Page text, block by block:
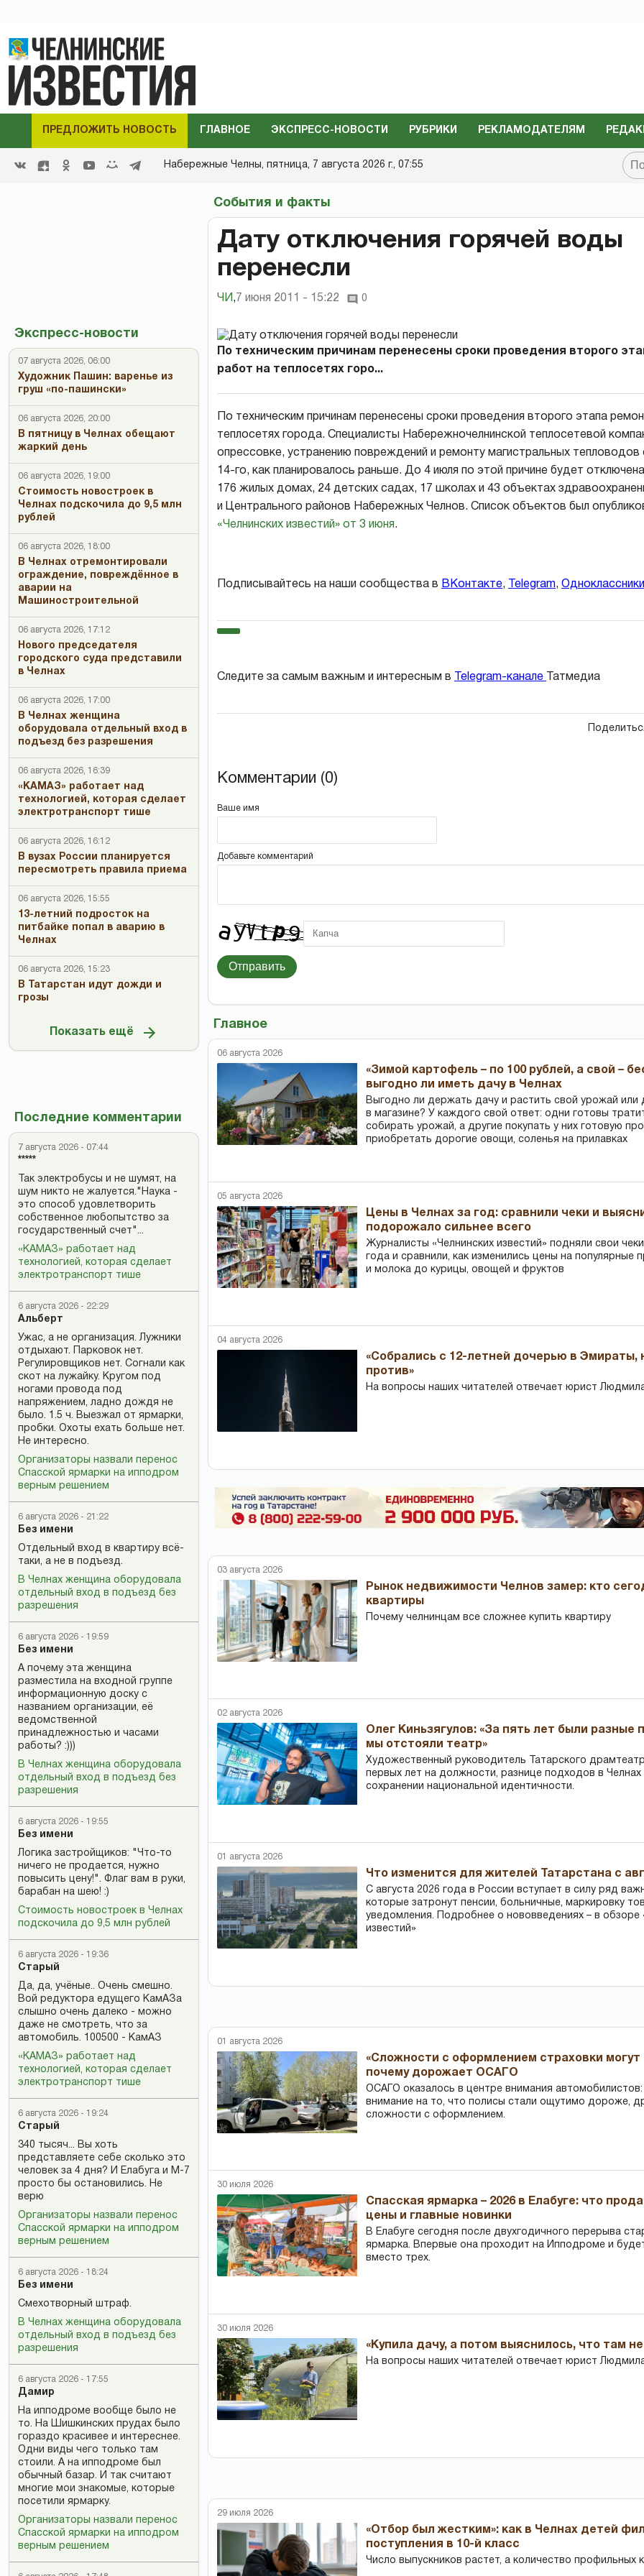
ПРЕДЛОЖИТЬ НОВОСТЬ ГЛАВНОЕ ЭКСПРЕСС-НОВОСТИ РУБРИКИ РЕКЛАМОДАТЕЛЯМ
Набережные Челны, пятница, 7 августа 2026 г., 07:55
Экспресс-новости
07 августа 2026, 06:00
Художник Пашин: варенье из
груш «по-пашински»
06 августа 2026, 20:00
В пятницу в Челнах обещают
жаркий день
06 августа 2026, 19:00
Стоимость новостроек в
Челнах подскочила до 9,5 млн
рублей
06 августа 2026, 18:00
В Челнах отремонтировали
ограждение, повреждённое в
аварии на
Машиностроительной
06 августа 2026, 17:12
Нового председателя
городского суда представили
в Челнах
06 августа 2026, 17:00
В Челнах женщина
оборудовала отдельный вход в
подъезд без разрешения
06 августа 2026, 16:39
«КАМАЗ» работает над
технологией, которая сделает
электротранспорт тише
06 августа 2026, 16:12
В вузах России планируется
пересмотреть правила приема
06 августа 2026, 15:55
13-летний подросток на
питбайке попал в аварию в
Челнах
06 августа 2026, 15:23
В Татарстан идут дожди и
грозы
Показать ещё
Последние комментарии
7 августа 2026 - 07:44
*****
Так электробусы и не шумят, на
шум никто не жалуется."Наука -
это способ удовлетворить
собственное любопытство за
государственный счет"...
«КАМАЗ» работает над
технологией, которая сделает
электротранспорт тише
6 августа 2026 - 22:29
Альберт
Ужас, а не организация. Лужники
отдыхают. Парковок нет.
Регулировщиков нет. Согнали как
скот на лужайку. Кругом под
ногами провода под
напряжением, ладно дождя не
было. 1.5 ч. Выезжал от ярмарки,
пробки. Охоты ехать больше нет.
Не интересно.
Организаторы назвали перенос
Спасской ярмарки на ипподром
верным решением
6 августа 2026 - 21:22
Без имени
Отдельный вход в квартиру всё-
таки, а не в подъезд.
В Челнах женщина оборудовала
отдельный вход в подъезд без
разрешения
6 августа 2026 - 19:59
Без имени
А почему эта женщина
разместила на входной группе
информационную доску с
названием организации, её
ведомственной
принадлежностью и часами
работы? :)))
В Челнах женщина оборудовала
отдельный вход в подъезд без
разрешения
6 августа 2026 - 19:55
Без имени
Логика застройщиков: "Что-то
ничего не продается, нужно
повысить цену!". Флаг вам в руки,
барабан на шею! :)
Стоимость новостроек в Челнах
подскочила до 9,5 млн рублей
6 августа 2026 - 19:36
Старый
Да, да, учёные.. Очень смешно.
Вой редуктора едущего КамАЗа
слышно очень далеко - можно
даже не смотреть, что за
автомобиль. 100500 - КамАЗ
«КАМАЗ» работает над
технологией, которая сделает
электротранспорт тише
6 августа 2026 - 19:24
Старый
340 тысяч... Вы хоть
представляете себе сколько это
человек за 4 дня? И Елабуга и М-7
просто бы остановились. Не
верю
Организаторы назвали перенос
Спасской ярмарки на ипподром
верным решением
6 августа 2026 - 18:24
Без имени
Смехотворный штраф.
В Челнах женщина оборудовала
отдельный вход в подъезд без
разрешения
6 августа 2026 - 17:55
Дамир
На ипподроме вообще было не
то. На Шишкинских прудах было
гораздо красивее и интереснее.
Одни виды чего только там
стоили. А на ипподроме был
обычный базар. И так считают
многие мои знакомые, которые
посетили ярмарку.
Организаторы назвали перенос
Спасской ярмарки на ипподром
верным решением
События и факты
Дату отключения горячей воды
перенесли
ЧИ , 7 июня 2011 - 15:22 0
По техническим причинам перенесены сроки проведения второго
работ на теплосетях горо...
По техническим причинам перенесены сроки проведения второго этапа
теплосетях города. Специалисты Набережночелнинской теплосетевой
опрессовке, устранению повреждений и ремонту магистральных тепловодов
14-го, как планировалось раньше. До 4 июля по этой причине будет
176 жилых домах, 24 детских садах, 17 школах и 43 объектах
и Центрального районов Набережных Челнов. Список объектов был
«Челнинских известий» от 3 июня.
Подписывайтесь на наши сообщества в ВКонтакте, Telegram, Одноклассники
Следите за самым важным и интересным в Telegram-канале Татмедиа
Комментарии (0)
Ваше имя
Добавьте комментарий
Отправить
Главное
06 августа 2026
«Зимой картофель – по 100 рублей, а свой –
выгодно ли иметь дачу в Челнах
Выгодно ли держать дачу и растить свой урожай или
в магазине? У каждого свой ответ: одни готовы
собирать урожай, а другие покупать у них готовую
приобретать дорогие овощи, соленья на прилавках
05 августа 2026
Цены в Челнах за год: сравнили чеки и
подорожало сильнее всего
Журналисты «Челнинских известий» подняли свои
года и сравнили, как изменились цены на популярные
и молока до курицы, овощей и фруктов
04 августа 2026
«Собрались с 12-летней дочерью в
против»
На вопросы наших читателей отвечает юрист
03 августа 2026
Рынок недвижимости Челнов замер: кто
квартиры
Почему челнинцам все сложнее купить квартиру
02 августа 2026
Олег Киньзягулов: «За пять лет были разные
мы отстояли театр»
Художественный руководитель Татарского
первых лет на должности, разнице подходов в Челнах
сохранении национальной идентичности.
01 августа 2026
Что изменится для жителей Татарстана с
С августа 2026 года в России вступает в силу ряд
которые затронут пенсии, больничные, маркировку
уведомления. Подробнее о нововведениях – в обзоре
известий»
01 августа 2026
«Сложности с оформлением страховки могут
почему дорожает ОСАГО
ОСАГО оказалось в центре внимания
внимание на то, что полисы стали ощутимо дороже,
сложности с оформлением.
30 июля 2026
Спасская ярмарка – 2026 в Елабуге: что
цены и главные новинки
В Елабуге сегодня после двухгодичного перерыва
ярмарка. Впервые она проходит на Ипподроме и
вместо трех.
30 июля 2026
«Купила дачу, а потом выяснилось, что там
На вопросы наших читателей отвечает юрист
29 июля 2026
«Отбор был жестким»: как в Челнах детей
поступления в 10-й класс
Число выпускников растет, а количество профильных